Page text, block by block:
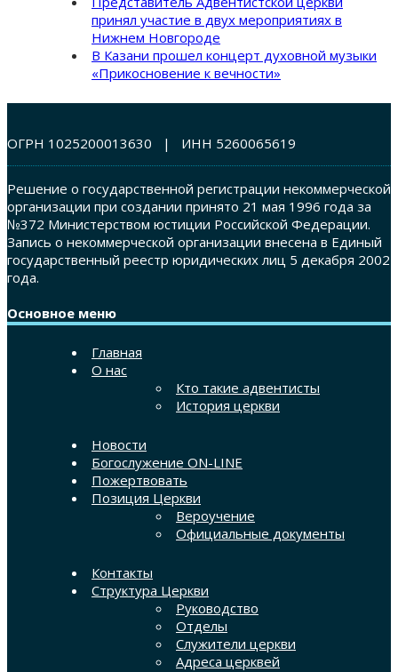
принял участие в двух мероприятиях в
Нижнем Новгороде
В Казани прошел концерт духовной музыки
«Прикосновение к вечности»
ОГРН 1025200013630 | ИНН 5260065619
Решение о государственной регистрации некоммерческой
организации при создании принято 21 мая 1996 года за
№372 Министерством юстиции Российской Федерации.
Запись о некоммерческой организации внесена в Единый
государственный реестр юридических лиц 5 декабря 2002
года.
Основное меню
Главная
О нас
Кто такие адвентисты
История церкви
Новости
Богослужение ON-LINE
Пожертвовать
Позиция Церкви
Вероучение
Официальные документы
Контакты
Структура Церкви
Руководство
Отделы
Служители церкви
Адреса церквей